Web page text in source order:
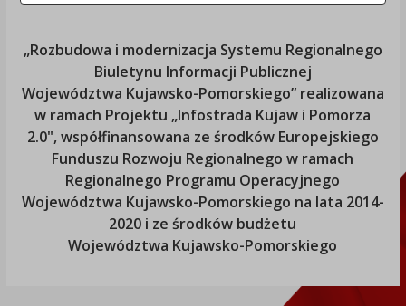
„Rozbudowa i modernizacja Systemu Regionalnego
Biuletynu Informacji Publicznej
Województwa Kujawsko-Pomorskiego” realizowana
w ramach Projektu „Infostrada Kujaw i Pomorza
2.0", współfinansowana ze środków Europejskiego
Funduszu Rozwoju Regionalnego w ramach
Regionalnego Programu Operacyjnego
Województwa Kujawsko-Pomorskiego na lata 2014-
2020 i ze środków budżetu
Województwa Kujawsko-Pomorskiego